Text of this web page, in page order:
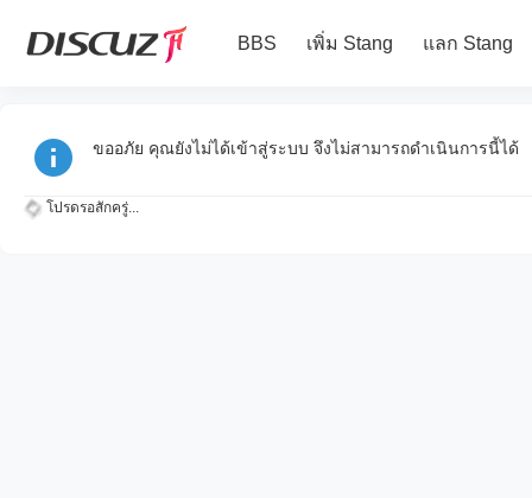
BBS เพิ่ม Stang แลก Stang
ขออภัย คุณยังไม่ได้เข้าสู่ระบบ จึงไม่สามารถดำเนินการนี้ได้
โปรดรอสักครู่...